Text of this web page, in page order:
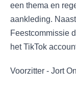
een thema en
aankleding.
Feestcommissie
het TikTok
Voorzitter - Jort